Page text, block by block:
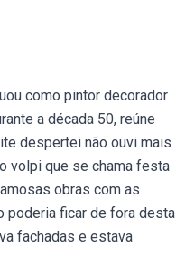
como pintor decorador
a década 50, reúne
despertei não ouvi mais
volpi que se chama festa
obras com as
poderia ficar de fora desta
fachadas e estava